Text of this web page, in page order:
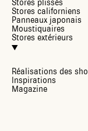
Stores plissés
Stores californiens
Panneaux japonais
Moustiquaires
Stores extérieurs
Réalisations des
Inspirations
Magazine